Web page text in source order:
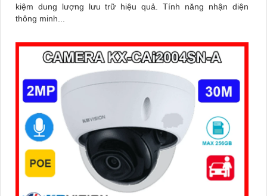
kiệm dung lượng lưu trữ hiệu quả. Tính năng nhận diện
thông minh...